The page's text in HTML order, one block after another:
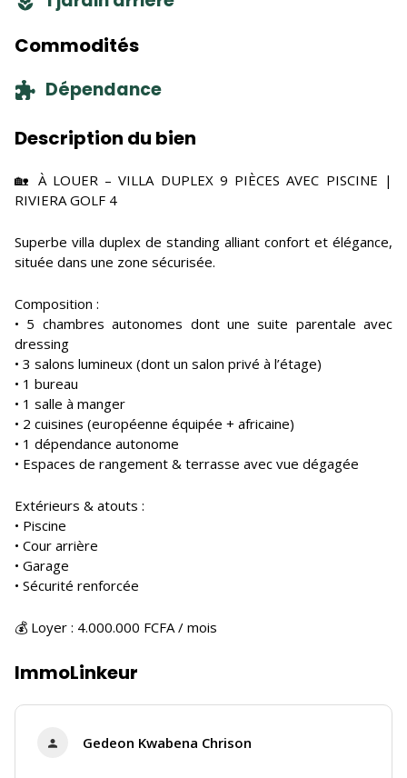
Commodités
Dépendance
Description du bien
🏡 À LOUER – VILLA DUPLEX 9 PIÈCES AVEC PISCINE |
RIVIERA GOLF 4
Superbe villa duplex de standing alliant confort et élégance,
située dans une zone sécurisée.
Composition :
• 5 chambres autonomes dont une suite parentale avec
dressing
• 3 salons lumineux (dont un salon privé à l’étage)
• 1 bureau
• 1 salle à manger
• 2 cuisines (européenne équipée + africaine)
• 1 dépendance autonome
• Espaces de rangement & terrasse avec vue dégagée
Extérieurs & atouts :
• Piscine
• Cour arrière
• Garage
• Sécurité renforcée
💰 Loyer : 4.000.000 FCFA / mois
ImmoLinkeur
Gedeon Kwabena Chrison